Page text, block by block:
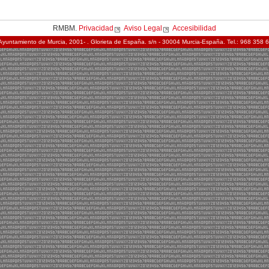
RMBM. Privacidad Aviso Legal Accesibilidad
de Murcia, 2001- . Glorieta de España. s/n - 30004 Murcia-España. Tel.: 968 358